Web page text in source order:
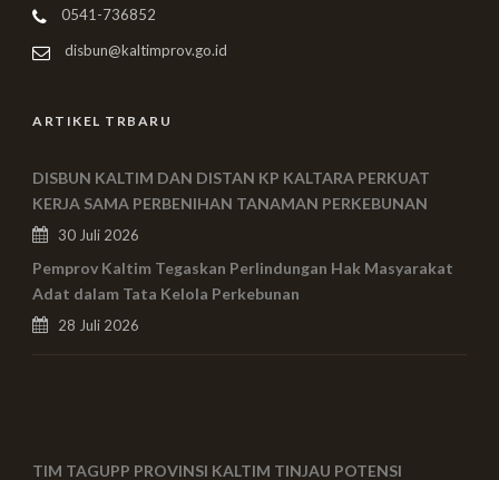
0541-736852
disbun@kaltimprov.go.id
ARTIKEL TRBARU
DISBUN KALTIM DAN DISTAN KP KALTARA PERKUAT
KERJA SAMA PERBENIHAN TANAMAN PERKEBUNAN
30 Juli 2026
Pemprov Kaltim Tegaskan Perlindungan Hak Masyarakat
Adat dalam Tata Kelola Perkebunan
28 Juli 2026
TIM TAGUPP PROVINSI KALTIM TINJAU POTENSI